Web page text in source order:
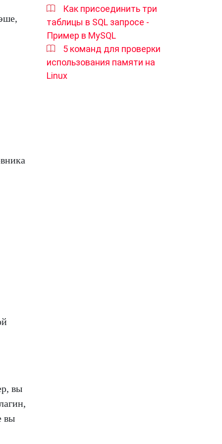
вы
вы
Как присоединить три
таблицы в SQL запросе -
Пример в MySQL
5 команд для проверки
использования памяти на
Linux